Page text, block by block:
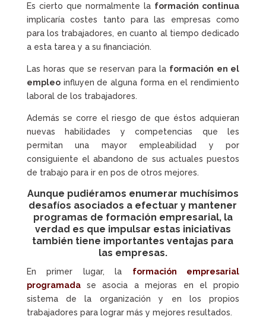
Es cierto que normalmente la formación continua
implicaría costes tanto para las empresas como
para los trabajadores, en cuanto al tiempo dedicado
a esta tarea y a su financiación.
Las horas que se reservan para la formación en el
empleoinfluyen de alguna forma en el rendimiento
laboral de los trabajadores.
Además se corre el riesgo de que éstos adquieran
nuevas habilidades y competencias que les
permitan una mayor empleabilidad y por
consiguiente el abandono de sus actuales puestos
de trabajo para ir en pos de otros mejores.
Aunque pudiéramos enumerar muchísimos
desafíos asociados a efectuar y mantener
programas de formación empresarial, la
verdad es que impulsar estas iniciativas
también tiene importantes ventajas para
las empresas.
En primer lugar, la formación empresarial
programadase asocia a mejoras en el propio
sistema de la organización y en los propios
trabajadores para lograr más y mejores resultados.